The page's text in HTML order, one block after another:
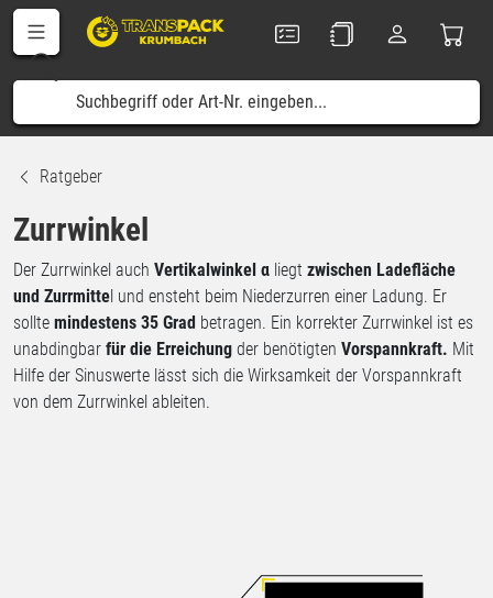
Ratgeber
Zurrwinkel
Der Zurrwinkel auch Vertikalwinkel α liegt zwischen Ladefläche
und Zurrmittel und ensteht beim Niederzurren einer Ladung. Er
sollte mindestens 35 Grad betragen. Ein korrekter Zurrwinkel ist es
unabdingbar für die Erreichung der benötigten Vorspannkraft. Mit
Hilfe der Sinuswerte lässt sich die Wirksamkeit der Vorspannkraft
von dem Zurrwinkel ableiten.